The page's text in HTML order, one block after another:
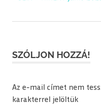
navigáció
SZÓLJON HOZZÁ!
Az e-mail címet nem
karakterrel jelöltük